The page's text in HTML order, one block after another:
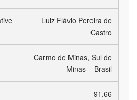
Luiz Flávio Pereira de
Castro
Carmo de Minas, Sul de
Minas – Brasil
91.66